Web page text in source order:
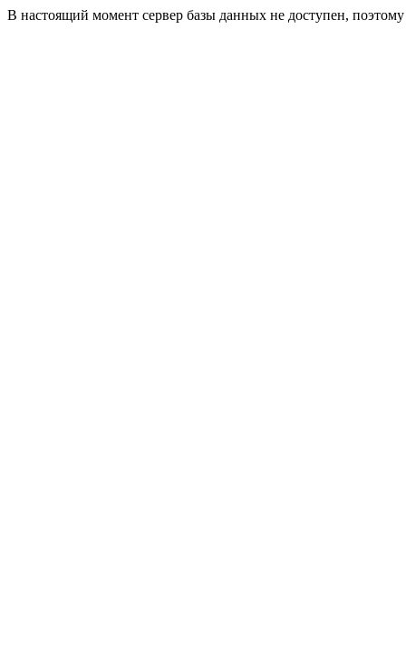
В настоящий момент сервер базы данных не доступен,